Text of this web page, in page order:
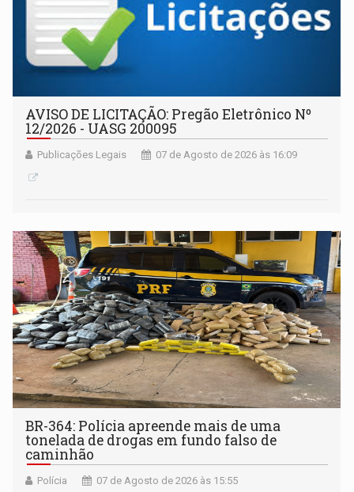
AVISO DE LICITAÇÃO: Pregão Eletrônico Nº
12/2026 - UASG 200095
Publicações Legais 07 de Agosto de 2026 às 16:09
BR-364: Polícia apreende mais de uma
tonelada de drogas em fundo falso de
caminhão
Polícia 07 de Agosto de 2026 às 15:55